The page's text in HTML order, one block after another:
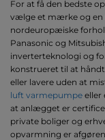
For at få den bedste
vælge et mærke og en
nordeuropæiske
Panasonic og
inverterteknologi og
konstrueret til at
eller lavere uden at
luft varmepumpe eller
at anlægget er
private boliger og
opvarmning er